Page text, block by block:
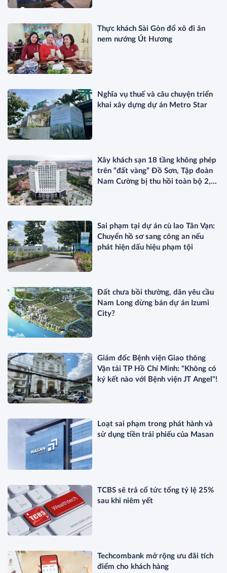
Thực khách Sài Gòn đổ xô đi ăn
nem nướng Út Hương
Nghĩa vụ thuế và câu chuyện triển
khai xây dựng dự án Metro Star
Xây khách sạn 18 tầng không phép
trên “đất vàng” Đồ Sơn, Tập đoàn
Nam Cường bị thu hồi toàn bộ 2,5
Sai phạm tại dự án cù lao Tân Vạn:
Chuyển hồ sơ sang công an nếu
phát hiện dấu hiệu phạm tội
Đất chưa bồi thường, dân yêu cầu
Nam Long dừng bán dự án Izumi
City?
Giám đốc Bệnh viện Giao thông
Vận tải TP Hồ Chí Minh: "Không có
ký kết nào với Bệnh viện JT Angel"!
Loạt sai phạm trong phát hành và
sử dụng tiền trái phiếu của Masan
TCBS sẽ trả cổ tức tổng tỷ lệ 25%
sau khi niêm yết
Techcombank mở rộng ưu đãi tích
điểm cho khách hàng